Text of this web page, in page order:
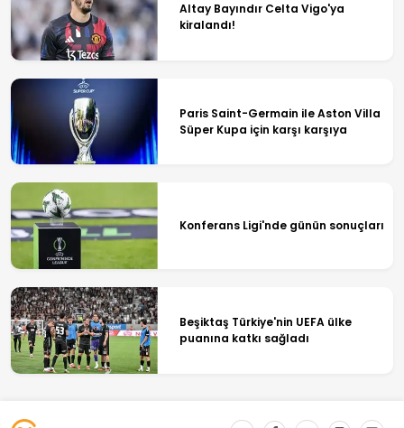
Altay Bayındır Celta Vigo'ya
kiralandı!
Paris Saint-Germain ile Aston Villa
Süper Kupa için karşı karşıya
Konferans Ligi'nde günün sonuçları
Beşiktaş Türkiye'nin UEFA ülke
puanına katkı sağladı